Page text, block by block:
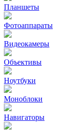
Планшеты
Фотоаппараты
Видеокамеры
Объективы
Ноутбуки
Моноблоки
Навигаторы